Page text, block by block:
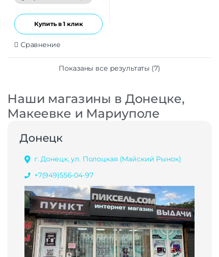
Купить в 1 клик
Сравнение
Показаны все результаты (7)
Наши магазины в Донецке,
Макеевке и Мариуполе
Донецк
г. Донецк, ул. Полоцкая (Майский Рынок)
+7(949)556-04-97